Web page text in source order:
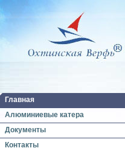
Главная
Алюминиевые катера
Документы
Контакты